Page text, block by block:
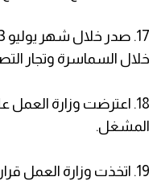
خلال السماسرة وتجار
18. اعترضت وزارة
المشغل.
19. اتخذت وزارة العمل